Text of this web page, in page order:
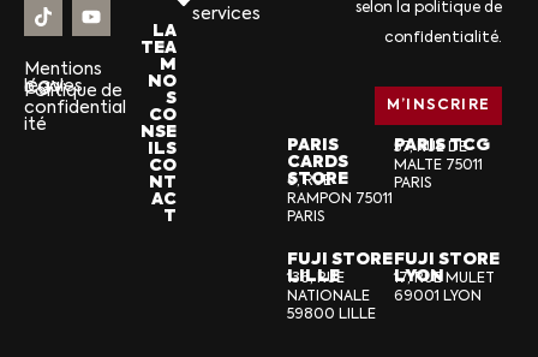
Mentions
légales
CGV
Politique de
confidential
ité
services
LA
TEA
M
NO
S
CO
NSE
ILS
CO
NT
AC
T
selon la politique de
confidentialité.
PARIS
CARDS
STORE
6, RUE
RAMPON 75011
PARIS
PARIS TCG
57, RUE DE
MALTE 75011
PARIS
FUJI STORE
LILLE
136, RUE
NATIONALE
59800 LILLE
FUJI STORE
LYON
17, RUE MULET
69001 LYON